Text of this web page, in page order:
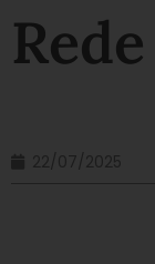
22/07/2025